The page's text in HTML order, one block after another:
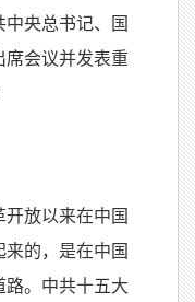
央总书记、国
席会议并发表重
放以来在中国
的，是在中国
路。中共十五大